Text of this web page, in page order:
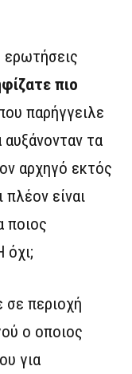
ερωτήσεις
πιο
παρήγγειλε
αυξάνονταν τα
αρχηγό εκτός
είναι
ποιος
όχι;
σε περιοχή
ο οποιος
για